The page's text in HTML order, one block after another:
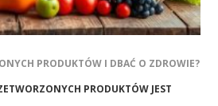
PRODUKTÓW I DBAĆ O ZDROWIE?
PRODUKTÓW JEST